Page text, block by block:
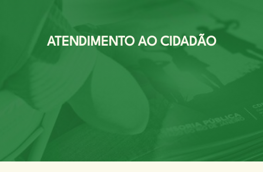
ATENDIMENTO AO CIDADÃO